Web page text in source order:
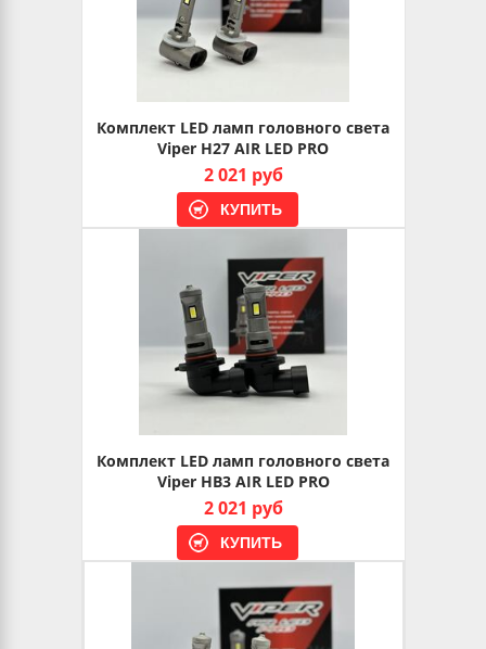
Комплект LED ламп головного света
Viper H27 AIR LED PRO
2 021 руб
Комплект LED ламп головного света
Viper HB3 AIR LED PRO
2 021 руб